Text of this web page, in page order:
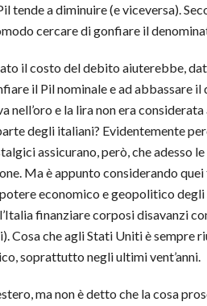
tende a diminuire (e viceversa).
cercare di gonfiare il
il costo del debito aiuterebbe,
il Pil nominale e ad
nell’oro e la lira non era
degli italiani? Evidentemente
assicurano, però, che
Ma è appunto considerando
economico e geopolitico
finanziare corposi disavanzi
che agli Stati Uniti è sempre
soprattutto negli ultimi vent’anni.
ma non è detto che la cosa